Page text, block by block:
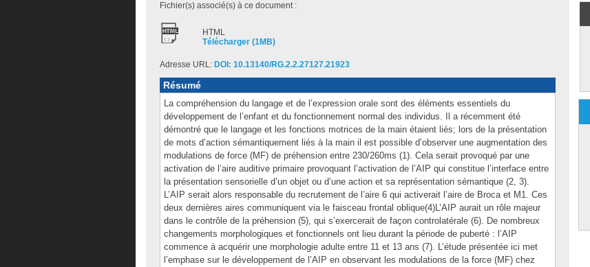
Fichier(s) associé(s) à ce document :
HTML
Télécharger (1MB)
Adresse URL: DOI: 10.13140/RG.2.2.27127.21923
Résumé
La compréhension du langage et de l’expression orale sont des éléments essentiels du
développement de l’enfant et du fonctionnement normal des individus. Il a récemment été
démontré que le langage et les fonctions motrices de la main étaient liés; lors de la présentation
de mots d’action sémantiquement liés à la main il est possible d’observer une augmentation des
modulations de force (MF) de préhension entre 230/260ms (1). Cela serait provoqué par une
activation de l’aire auditive primaire provoquant l’activation de l’AIP qui constitue l’interface entre
la présentation sensorielle d’un objet ou d’une action et sa représentation sémantique (2, 3).
L’AIP serait alors responsable du recrutement de l’aire 6 qui activerait l’aire de Broca et M1. Ces
deux dernières aires communiquent via le faisceau frontal oblique(4)L’AIP aurait un rôle majeur
dans le contrôle de la préhension (5), qui s’exercerait de façon controlatérale (6). De nombreux
changements morphologiques et fonctionnels ont lieu durant la période de puberté : l’AIP
commence à acquérir une morphologie adulte entre 11 et 13 ans (7). L’étude présentée ici met
l’emphase sur le développement de l’AIP en observant les modulations de la force (MF) chez